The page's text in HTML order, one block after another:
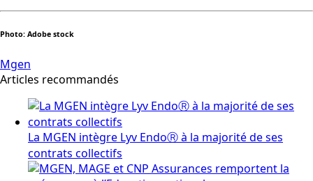
Photo: Adobe stock
Mgen
Articles recommandés
La MGEN intègre Lyv EndoⓇ à la majorité de ses
contrats collectifs